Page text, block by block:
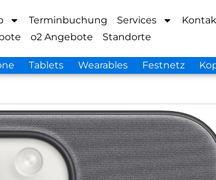
Terminbuchung Services
o2 Angebote Standorte
Tablets Wearables Festnetz